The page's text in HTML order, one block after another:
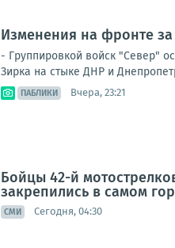
Изменения на фронте за
- Группировкой войск "Север"
Зирка на стыке ДНР и
ПАБЛИКИ Вчера, 23:21
Бойцы 42-й
закрепились в самом
СМИ Сегодня, 04:30